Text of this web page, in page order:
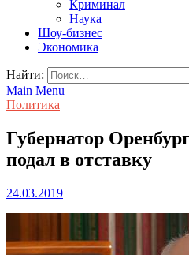
Криминал
Наука
Шоу-бизнес
Экономика
Найти:
Main Menu
Политика
Губернатор
подал в отставку
24.03.2019